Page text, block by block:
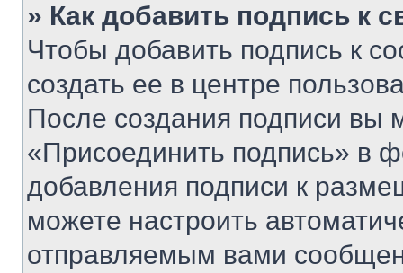
» Как добавить подпись к
Чтобы добавить подпись к
создать ее в центре
После создания подписи вы
«Присоединить подпись» в
добавления подписи к
можете настроить
отправляемым вами